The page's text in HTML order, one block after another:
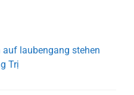
laubengang stehen
Trị